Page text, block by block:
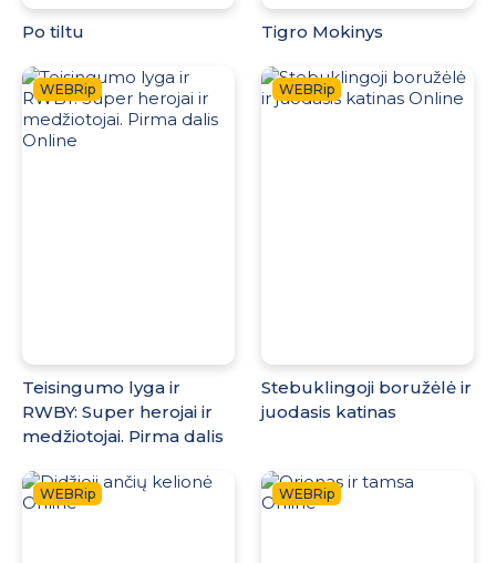
Po tiltu Tigro Mokinys
WEBRip
Teisingumo lyga ir
RWBY: Super herojai ir
medžiotojai. Pirma dalis
WEBRip
Stebuklingoji boružėlė ir
juodasis katinas
WEBRip WEBRip